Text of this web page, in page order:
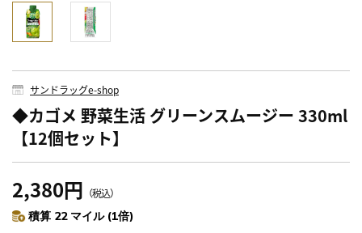
サンドラッグe-shop
◆カゴメ 野菜生活 グリーンスムージー 330ml
【12個セット】
2,380円 （税込）
積算 22 マイル (1倍)